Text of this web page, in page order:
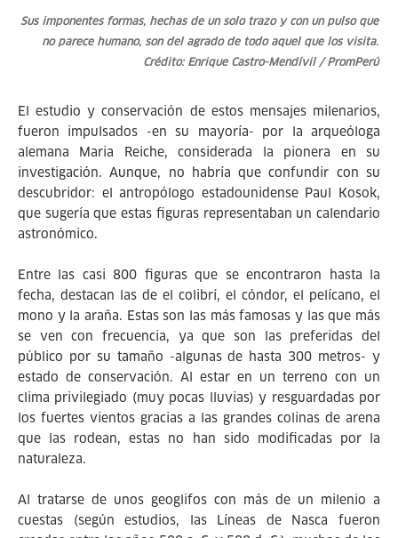
Sus imponentes formas, hechas de un solo trazo y con un pulso que
no parece humano, son del agrado de todo aquel que los visita.
Crédito: Enrique Castro-Mendívil / PromPerú
El estudio y conservación de estos mensajes milenarios,
fueron impulsados -en su mayoría- por la arqueóloga
alemana Maria Reiche, considerada la pionera en su
investigación. Aunque, no habría que confundir con su
descubridor: el antropólogo estadounidense Paul Kosok,
que sugería que estas figuras representaban un calendario
astronómico.
Entre las casi 800 figuras que se encontraron hasta la
fecha, destacan las de el colibrí, el cóndor, el pelícano, el
mono y la araña. Estas son las más famosas y las que más
se ven con frecuencia, ya que son las preferidas del
público por su tamaño -algunas de hasta 300 metros- y
estado de conservación. Al estar en un terreno con un
clima privilegiado (muy pocas lluvias) y resguardadas por
los fuertes vientos gracias a las grandes colinas de arena
que las rodean, estas no han sido modificadas por la
naturaleza.
Al tratarse de unos geoglifos con más de un milenio a
cuestas (según estudios, las Líneas de Nasca fueron